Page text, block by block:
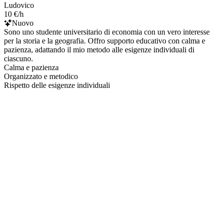
Ludovico
10 €/h
Nuovo
Sono uno studente universitario di economia con un vero interesse
per la storia e la geografia. Offro supporto educativo con calma e
pazienza, adattando il mio metodo alle esigenze individuali di
ciascuno.
Calma e pazienza
Organizzato e metodico
Rispetto delle esigenze individuali